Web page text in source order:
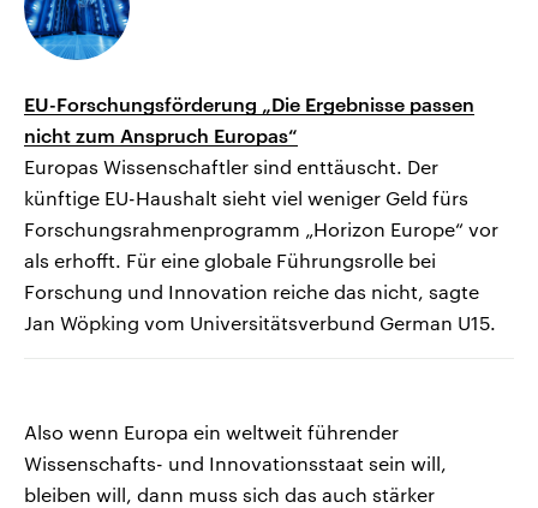
EU-Forschungsförderung „Die Ergebnisse passen
nicht zum Anspruch Europas“
Europas Wissenschaftler sind enttäuscht. Der
künftige EU-Haushalt sieht viel weniger Geld fürs
Forschungsrahmenprogramm „Horizon Europe“ vor
als erhofft. Für eine globale Führungsrolle bei
Forschung und Innovation reiche das nicht, sagte
Jan Wöpking vom Universitätsverbund German U15.
Also wenn Europa ein weltweit führender
Wissenschafts- und Innovationsstaat sein will,
bleiben will, dann muss sich das auch stärker